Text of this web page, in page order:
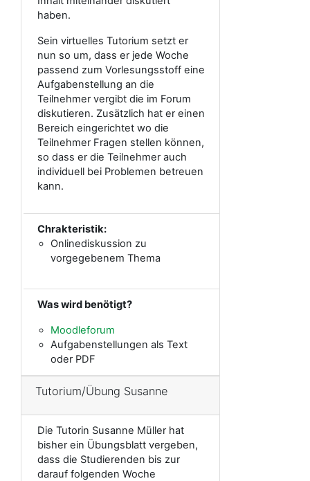
haben.
Sein virtuelles Tutorium setzt er
nun so um, dass er jede Woche
passend zum Vorlesungsstoff eine
Aufgabenstellung an die
Teilnehmer vergibt die im Forum
diskutieren. Zusätzlich hat er einen
Bereich eingerichtet wo die
Teilnehmer Fragen stellen können,
so dass er die Teilnehmer auch
individuell bei Problemen betreuen
kann.
Chrakteristik:
Onlinediskussion zu
vorgegebenem Thema
Was wird benötigt?
Moodleforum
Aufgabenstellungen als Text
oder PDF
Tutorium/Übung Susanne
Die Tutorin Susanne Müller hat
bisher ein Übungsblatt vergeben,
dass die Studierenden bis zur
darauf folgenden Woche